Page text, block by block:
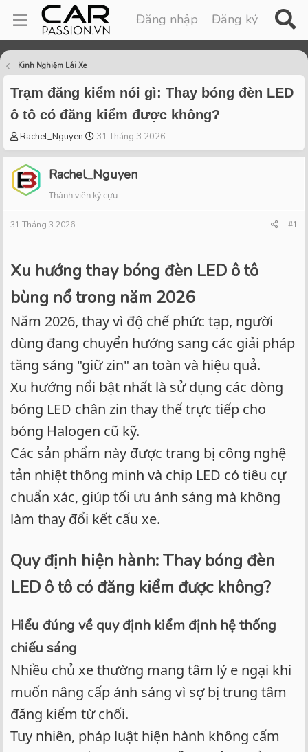
Đăng nhập Đăng ký
Kinh Nghiệm Lái Xe
Trạm đăng kiểm nói gì: Thay bóng đèn LED
ô tô có đăng kiểm được không?
T
h
r
e
a
t
e
r
Rachel_Nguyen
S
t
r
t
d
31 Tháng 3 2026
Rachel_Nguyen
Thành viên kỳ cựu
31 Tháng 3 2026 #1
Xu hướng thay bóng đèn LED ô tô
bùng nổ trong năm 2026
Năm 2026, thay vì độ chế phức tạp, người
dùng đang chuyển hướng sang các giải pháp
tăng sáng "giữ zin" an toàn và hiệu quả.
Xu hướng nổi bật nhất là sử dụng các dòng
bóng LED chân zin thay thế trực tiếp cho
bóng Halogen cũ kỹ.
Các sản phẩm này được trang bị công nghệ
tản nhiệt thông minh và chip LED có tiêu cự
chuẩn xác, giúp tối ưu ánh sáng mà không
làm thay đổi kết cấu xe.
Quy định hiện hành: Thay bóng đèn
LED ô tô có đăng kiểm được không?
Hiểu đúng về quy định kiểm định hệ thống
chiếu sáng
Nhiều chủ xe thường mang tâm lý e ngại khi
muốn nâng cấp ánh sáng vì sợ bị trung tâm
đăng kiểm từ chối.
Tuy nhiên, pháp luật hiện hành không cấm